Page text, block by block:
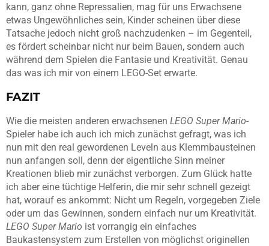
kann, ganz ohne Repressalien, mag für uns Erwachsene
etwas Ungewöhnliches sein, Kinder scheinen über diese
Tatsache jedoch nicht groß nachzudenken – im Gegenteil,
es fördert scheinbar nicht nur beim Bauen, sondern auch
während dem Spielen die Fantasie und Kreativität. Genau
das was ich mir von einem LEGO-Set erwarte.
FAZIT
Wie die meisten anderen erwachsenen LEGO Super Mario-
Spieler habe ich auch ich mich zunächst gefragt, was ich
nun mit den real gewordenen Leveln aus Klemmbausteinen
nun anfangen soll, denn der eigentliche Sinn meiner
Kreationen blieb mir zunächst verborgen. Zum Glück hatte
ich aber eine tüchtige Helferin, die mir sehr schnell gezeigt
hat, worauf es ankommt: Nicht um Regeln, vorgegeben Ziele
oder um das Gewinnen, sondern einfach nur um Kreativität.
LEGO Super Mario ist vorrangig ein einfaches
Baukastensystem zum Erstellen von möglichst originellen